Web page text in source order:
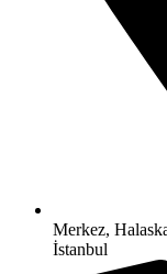
Merkez,
İstanbul